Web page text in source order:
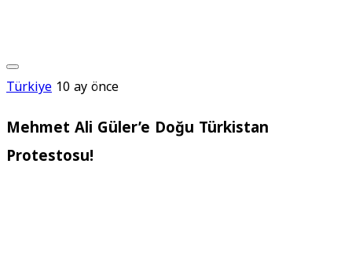
Türkiye 10 ay önce
Mehmet Ali Güler’e Doğu Türkistan
Protestosu!